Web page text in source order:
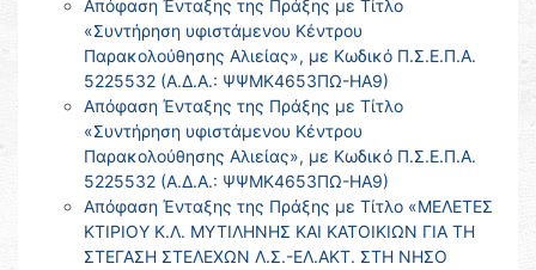
Απόφαση Ένταξης της Πράξης με Τίτλο
«Συντήρηση υφιστάμενου Κέντρου
Παρακολούθησης Αλιείας», με Κωδικό Π.Σ.Ε.Π.Α.
5225532 (Α.Δ.Α.: ΨΨΜΚ4653ΠΩ-ΗΑ9)
Απόφαση Ένταξης της Πράξης με Τίτλο
«Συντήρηση υφιστάμενου Κέντρου
Παρακολούθησης Αλιείας», με Κωδικό Π.Σ.Ε.Π.Α.
5225532 (Α.Δ.Α.: ΨΨΜΚ4653ΠΩ-ΗΑ9)
Απόφαση Ένταξης της Πράξης με Τίτλο «ΜΕΛΕΤΕΣ
ΚΤΙΡΙΟΥ Κ.Λ. ΜΥΤΙΛΗΝΗΣ ΚΑΙ ΚΑΤΟΙΚΙΩΝ ΓΙΑ ΤΗ
ΣΤΕΓΑΣΗ ΣΤΕΛΕΧΩΝ Λ.Σ.-ΕΛ.ΑΚΤ. ΣΤΗ ΝΗΣΟ